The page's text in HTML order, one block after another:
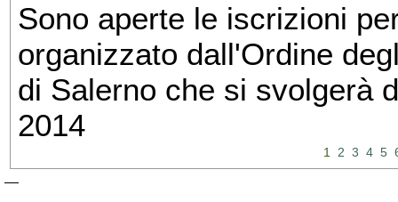
Sono aperte le iscrizioni
organizzato dall'Ordine
di Salerno che si svolgerà
2014
1 2 3 4 5